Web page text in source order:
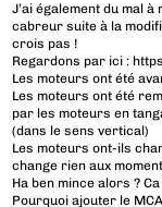
J’ai également du mal
cabreur suite à la
crois pas !
Regardons par ici :
Les moteurs ont été
Les moteurs ont été
par les moteurs en
(dans le sens vertical)
Les moteurs ont-ils
change rien aux
Ha ben mince alors ?
Pourquoi ajouter le